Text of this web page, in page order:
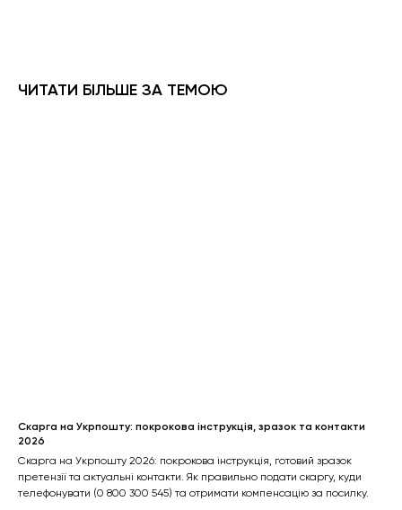
ЧИТАТИ БІЛЬШЕ ЗА ТЕМОЮ
Скарга на Укрпошту: покрокова інструкція, зразок та контакти
2026
Скарга на Укрпошту 2026: покрокова інструкція, готовий зразок
претензії та актуальні контакти. Як правильно подати скаргу, куди
телефонувати (0 800 300 545) та отримати компенсацію за посилку.